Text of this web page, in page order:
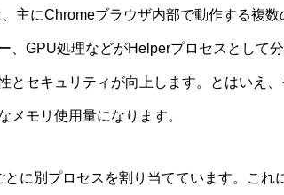
主にChromeブラウザ内部で動作する複
、GPU処理などがHelperプロセスとして
とセキュリティが向上します。とはいえ
メモリ使用量になります。
に別プロセスを割り当てています。これ